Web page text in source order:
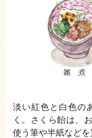
淡い紅色と白色の
く。さくら飴は、
使う筆や半紙などを